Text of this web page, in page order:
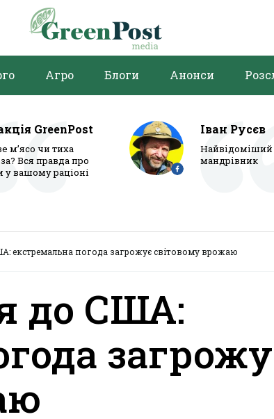
Агро Блоги Анонси
GreenPost
м’ясо чи тиха
Вся правда про
у вашому раціоні
Іван Русєв
мандрівник
екстремальна погода загрожує світовому врожаю
до США: